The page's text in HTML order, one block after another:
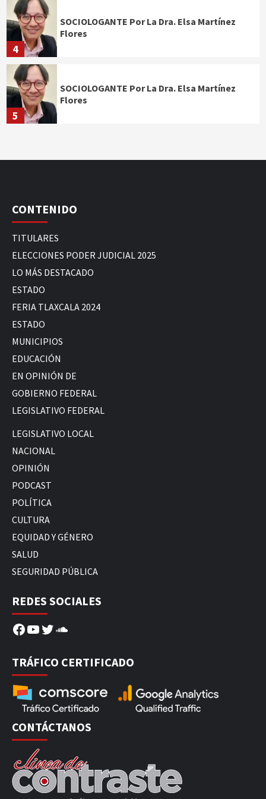
4
SOCIOLOGANTE Por La Dra. Elsa Martínez
Flores
5
SOCIOLOGANTE Por La Dra. Elsa Martínez
Flores
CONTENIDO
TITULARES
ELECCIONES PODER JUDICIAL 2025
LO MÁS DESTACADO
ESTADO
FERIA TLAXCALA 2024
ESTADO
MUNICIPIOS
EDUCACIÓN
EN OPINIÓN DE
GOBIERNO FEDERAL
LEGISLATIVO FEDERAL
LEGISLATIVO LOCAL
NACIONAL
OPINIÓN
PODCAST
POLÍTICA
CULTURA
EQUIDAD Y GÉNERO
SALUD
SEGURIDAD PÚBLICA
REDES SOCIALES
Facebook
YouTube
Twitter
SoundCloud
TRÁFICO CERTIFICADO
CONTÁCTANOS